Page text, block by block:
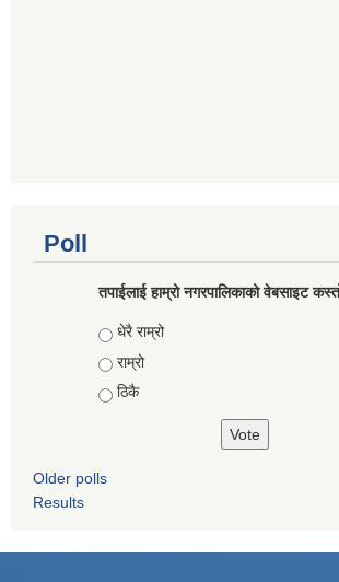
Poll
तपाईलाई हाम्रो नगरपालिकाको वेबसाइट
Choices
धेरै राम्रो
राम्रो
ठिकै
Older polls
Results